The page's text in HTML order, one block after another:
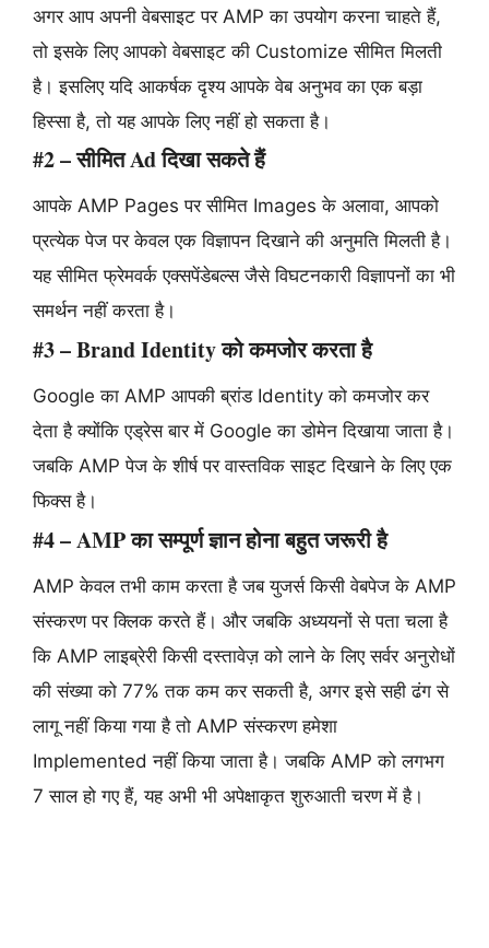
अगर आप अपनी वेबसाइट पर AMP का उपयोग करना चाहते हैं,
तो इसके लिए आपको वेबसाइट की Customize सीमित मिलती
है। इसलिए यदि आकर्षक दृश्य आपके वेब अनुभव का एक बड़ा
हिस्सा है, तो यह आपके लिए नहीं हो सकता है।
#2 – सीमित Ad दिखा सकते हैं
आपके AMP Pages पर सीमित Images के अलावा, आपको
प्रत्येक पेज पर केवल एक विज्ञापन दिखाने की अनुमति मिलती है।
यह सीमित फ्रेमवर्क एक्सपेंडेबल्स जैसे विघटनकारी विज्ञापनों का भी
समर्थन नहीं करता है।
#3 – Brand Identity को कमजोर करता है
Google का AMP आपकी ब्रांड Identity को कमजोर कर
देता है क्योंकि एड्रेस बार में Google का डोमेन दिखाया जाता है।
जबकि AMP पेज के शीर्ष पर वास्तविक साइट दिखाने के लिए एक
फिक्स है।
#4 – AMP का सम्पूर्ण ज्ञान होना बहुत जरूरी है
AMP केवल तभी काम करता है जब युजर्स किसी वेबपेज के AMP
संस्करण पर क्लिक करते हैं। और जबकि अध्ययनों से पता चला है
कि AMP लाइब्रेरी किसी दस्तावेज़ को लाने के लिए सर्वर अनुरोधों
की संख्या को 77% तक कम कर सकती है, अगर इसे सही ढंग से
लागू नहीं किया गया है तो AMP संस्करण हमेशा
Implemented नहीं किया जाता है। जबकि AMP को लगभग
7 साल हो गए हैं, यह अभी भी अपेक्षाकृत शुरुआती चरण में है।